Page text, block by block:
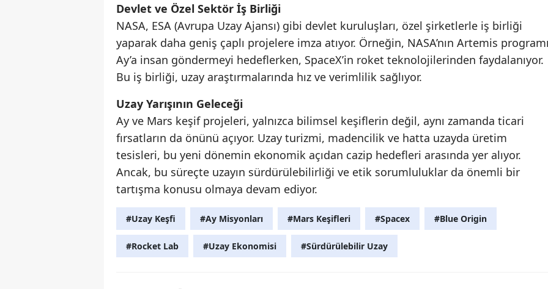
Devlet ve Özel Sektör İş Birliği
NASA, ESA (Avrupa Uzay Ajansı) gibi devlet kuruluşları, özel şirketlerle iş birliği
yaparak daha geniş çaplı projelere imza atıyor. Örneğin, NASA’nın Artemis
Ay’a insan göndermeyi hedeflerken, SpaceX’in roket teknolojilerinden faydalanıyor.
Bu iş birliği, uzay araştırmalarında hız ve verimlilik sağlıyor.
Uzay Yarışının Geleceği
Ay ve Mars keşif projeleri, yalnızca bilimsel keşiflerin değil, aynı zamanda ticari
fırsatların da önünü açıyor. Uzay turizmi, madencilik ve hatta uzayda üretim
tesisleri, bu yeni dönemin ekonomik açıdan cazip hedefleri arasında yer alıyor.
Ancak, bu süreçte uzayın sürdürülebilirliği ve etik sorumluluklar da önemli bir
tartışma konusu olmaya devam ediyor.
#Uzay Keşfi #Ay Misyonları #Mars Keşifleri #Spacex #Blue Origin
#Rocket Lab #Uzay Ekonomisi #Sürdürülebilir Uzay